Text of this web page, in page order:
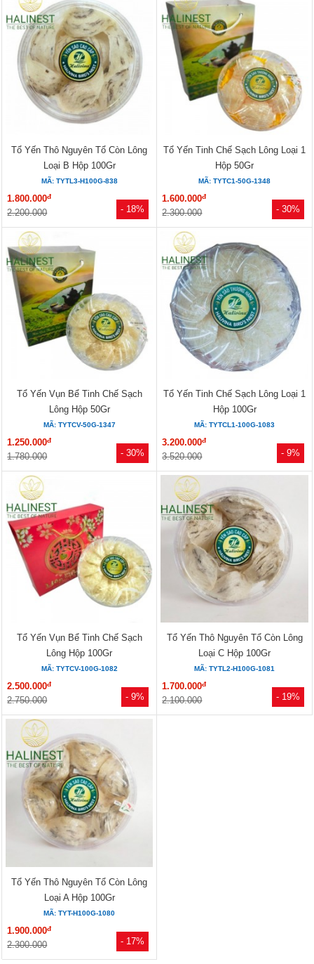
- 18%
Tổ Yến Thô Nguyên Tổ Còn Lông
Loại B Hộp 100Gr
MÃ: TYTL3-H100G-838
1.800.000đ
2.200.000 - 30%
Tổ Yến Tinh Chế Sạch Lông Loại 1
Hộp 50Gr
MÃ: TYTC1-50G-1348
1.600.000đ
2.300.000
- 30%
Tổ Yến Vụn Bể Tinh Chế Sạch
Lông Hộp 50Gr
MÃ: TYTCV-50G-1347
1.250.000đ
1.780.000 - 9%
Tổ Yến Tinh Chế Sạch Lông Loại 1
Hộp 100Gr
MÃ: TYTCL1-100G-1083
3.200.000đ
3.520.000
- 9%
Tổ Yến Vụn Bể Tinh Chế Sạch
Lông Hộp 100Gr
MÃ: TYTCV-100G-1082
2.500.000đ
2.750.000 - 19%
Tổ Yến Thô Nguyên Tổ Còn Lông
Loại C Hộp 100Gr
MÃ: TYTL2-H100G-1081
1.700.000đ
2.100.000
- 17%
Tổ Yến Thô Nguyên Tổ Còn Lông
Loại A Hộp 100Gr
MÃ: TYT-H100G-1080
1.900.000đ
2.300.000